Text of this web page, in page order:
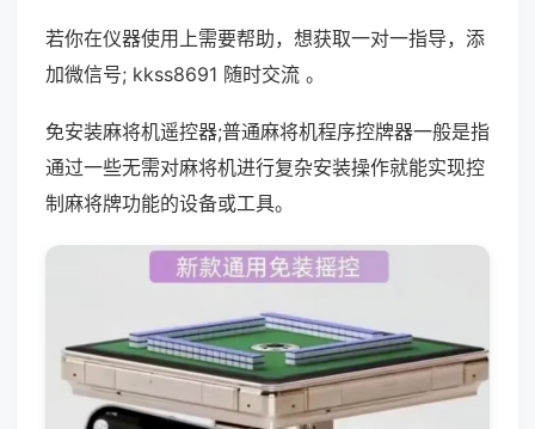
若你在仪器使用上需要帮助，想获取一对一指导，添
加微信号; kkss8691 随时交流 。
免安装麻将机遥控器;普通麻将机程序控牌器一般是指
通过一些无需对麻将机进行复杂安装操作就能实现控
制麻将牌功能的设备或工具。